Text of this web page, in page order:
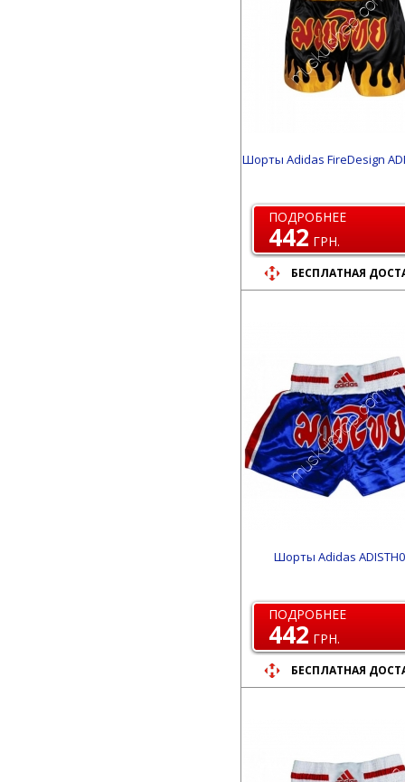
Шорты Adidas FireDesign
ПОДРОБНЕЕ
442 ГРН.
БЕСПЛАТНАЯ
Шорты Adidas
ПОДРОБНЕЕ
442 ГРН.
БЕСПЛАТНАЯ